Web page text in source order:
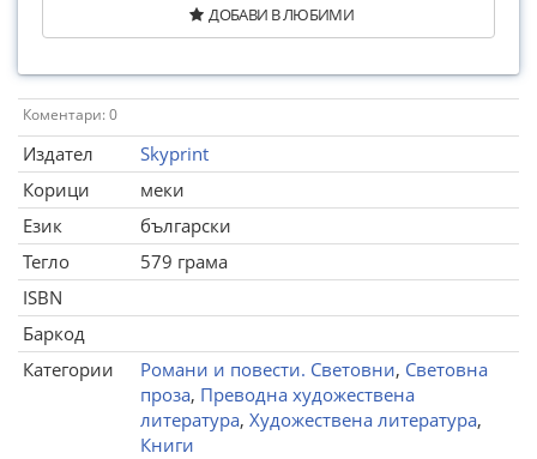
ДОБАВИ В ЛЮБИМИ
Коментари: 0
Издател
Skyprint
Корици
меки
Език
български
Тегло
579 грама
ISBN
Баркод
Категории
Романи и повести. Световни, Световна
проза, Преводна художествена
литература, Художествена литература,
Книги